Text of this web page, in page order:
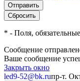
* - Поля,
Сообщение
Ваше сообщение
Закрыть окно
led9-52@bk.ruпр-т.